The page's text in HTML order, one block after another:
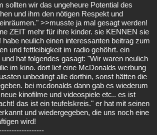
sollten wir das ungeheure Potential des
und ihm den nötigen Respekt und
>>musste ja mal gesagt werden!
ZEIT mehr für ihre kinder. sie KENNEN sie
habe neulich einen interessanten beitrag zum
und fettleibigkeit im radio gehöhrt. ein
hat folgendes gasagt: "Wir waren neulich
im kino. dort lief eine McDonalds werbung
unbedingt alle dorthin, sonst hätten die
bei mcdonalds dann gab es wiederum
kinofilme und videospiele etc.. es ist
das ist ein teufelskreis." er hat mit seinen
und wiedergegeben, die uns noch eine
wird!